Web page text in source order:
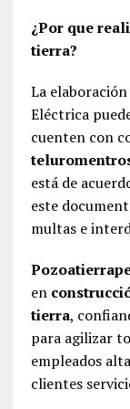
¿Por que
tierra?
La
Eléctrica
cuenten con
está de
este
multas e
en
tierra,
para agilizar
empleados
clientes